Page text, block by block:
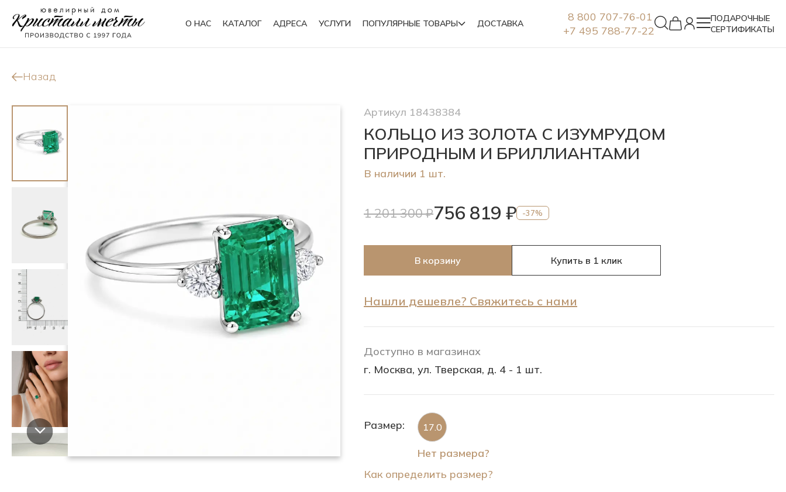
О НАС КАТАЛОГ АДРЕСА УСЛУГИ ПОПУЛЯРНЫЕ ТОВАРЫ ДОСТАВКА
8 800 707-76-01
+7 495 788-77-22
ПОДАРОЧНЫЕ
СЕРТИФИКАТЫ
Кольца
Колье Броши
Назад
Артикул 18438384
КОЛЬЦО ИЗ ЗОЛОТА С ИЗУМРУДОМ
ПРИРОДНЫМ И БРИЛЛИАНТАМИ
В наличии 1 шт.
1 201 300 ₽756 819 ₽ -37%
В корзину Купить в 1 клик
Нашли дешевле? Свяжитесь с нами
Доступно в магазинах
г. Москва, ул. Тверская, д. 4 - 1 шт.
Размер: 17.0
Нет размера?
Как определить размер?